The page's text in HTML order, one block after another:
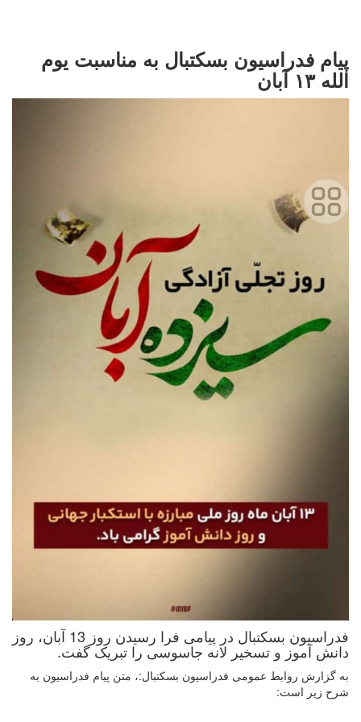
پیام فدراسیون بسکتبال به مناسبت یوم
الله ۱۳ آبان
فدراسیون بسکتبال در پیامی فرا رسیدن روز 13 آبان، روز
دانش آموز و تسخیر لانه جاسوسی را تبریک گفت.
به گزارش روابط عمومی فدراسیون بسکتبال:، متن پیام فدراسیون به
شرح زیر است: